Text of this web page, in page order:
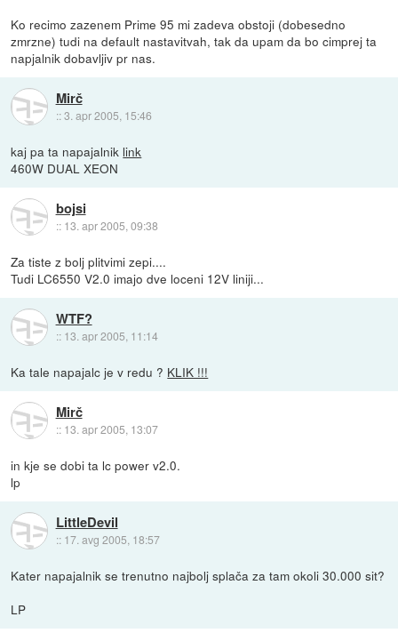
Ko recimo zazenem Prime 95 mi zadeva obstoji (dobesedno
zmrzne) tudi na default nastavitvah, tak da upam da bo cimprej ta
napjalnik dobavljiv pr nas.
Mirč
::3. apr 2005, 15:46
kaj pa ta napajalnik link
460W DUAL XEON
bojsi
:: 13. apr 2005, 09:38
Za tiste z bolj plitvimi zepi....
Tudi LC6550 V2.0 imajo dve loceni 12V liniji...
WTF?
:: 13. apr 2005, 11:14
Ka tale napajalc je v redu ? KLIK !!!
Mirč
:: 13. apr 2005, 13:07
in kje se dobi ta lc power v2.0.
lp
LittleDevil
:: 17. avg 2005, 18:57
Kater napajalnik se trenutno najbolj splača za tam okoli 30.000 sit?
LP